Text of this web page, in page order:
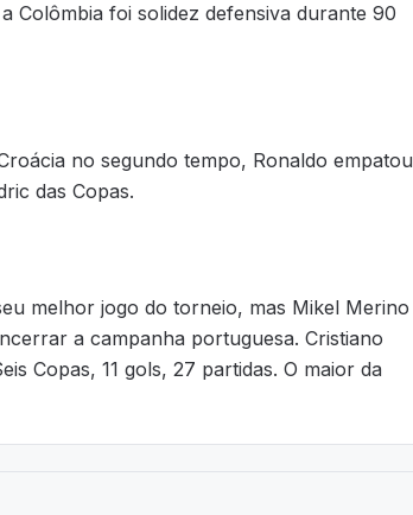
Colômbia foi solidez defensiva durante 90
no segundo tempo, Ronaldo empatou
das Copas.
melhor jogo do torneio, mas Mikel Merino
a campanha portuguesa. Cristiano
Copas, 11 gols, 27 partidas. O maior da